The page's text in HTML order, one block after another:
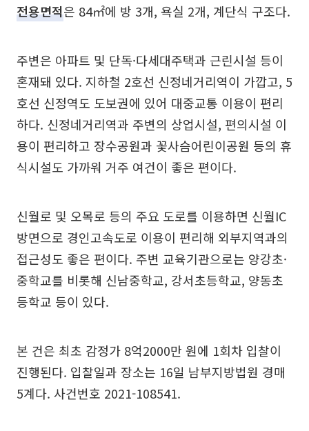
전용면적은 84㎡에 방 3개, 욕실 2개, 계단식 구조다.
주변은 아파트 및 단독·다세대주택과 근린시설 등이
혼재돼 있다. 지하철 2호선 신정네거리역이 가깝고, 5
호선 신정역도 도보권에 있어 대중교통 이용이 편리
하다. 신정네거리역과 주변의 상업시설, 편의시설 이
용이 편리하고 장수공원과 꽃사슴어린이공원 등의 휴
식시설도 가까워 거주 여건이 좋은 편이다.
신월로 및 오목로 등의 주요 도로를 이용하면 신월IC
방면으로 경인고속도로 이용이 편리해 외부지역과의
접근성도 좋은 편이다. 주변 교육기관으로는 양강초·
중학교를 비롯해 신남중학교, 강서초등학교, 양동초
등학교 등이 있다.
본 건은 최초 감정가 8억2000만 원에 1회차 입찰이
진행된다. 입찰일과 장소는 16일 남부지방법원 경매
5계다. 사건번호 2021-108541.